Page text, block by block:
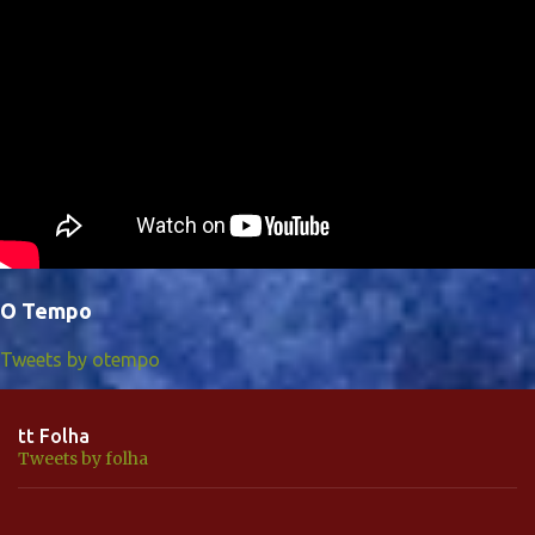
O Tempo
Tweets by otempo
tt Folha
Tweets by folha